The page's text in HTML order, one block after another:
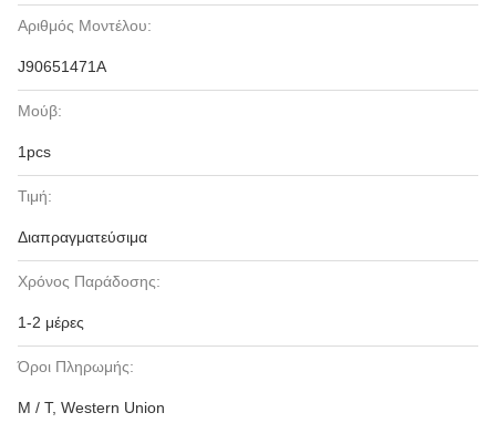
Αριθμός Μοντέλου:
J90651471A
Μούβ:
1pcs
Τιμή:
Διαπραγματεύσιμα
Χρόνος Παράδοσης:
1-2 μέρες
Όροι Πληρωμής:
Μ / Τ, Western Union